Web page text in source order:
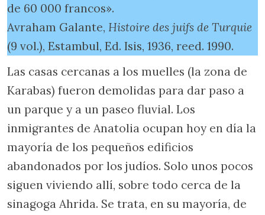
de 60 000 francos».
Avraham Galante, Histoire des juifs de Turquie
(9 vol.), Estambul, Ed. Isis, 1936, reed. 1990.
Las casas cercanas a los muelles (la zona de
Karabas) fueron demolidas para dar paso a
un parque y a un paseo fluvial. Los
inmigrantes de Anatolia ocupan hoy en día la
mayoría de los pequeños edificios
abandonados por los judíos. Solo unos pocos
siguen viviendo allí, sobre todo cerca de la
sinagoga Ahrida. Se trata, en su mayoría, de